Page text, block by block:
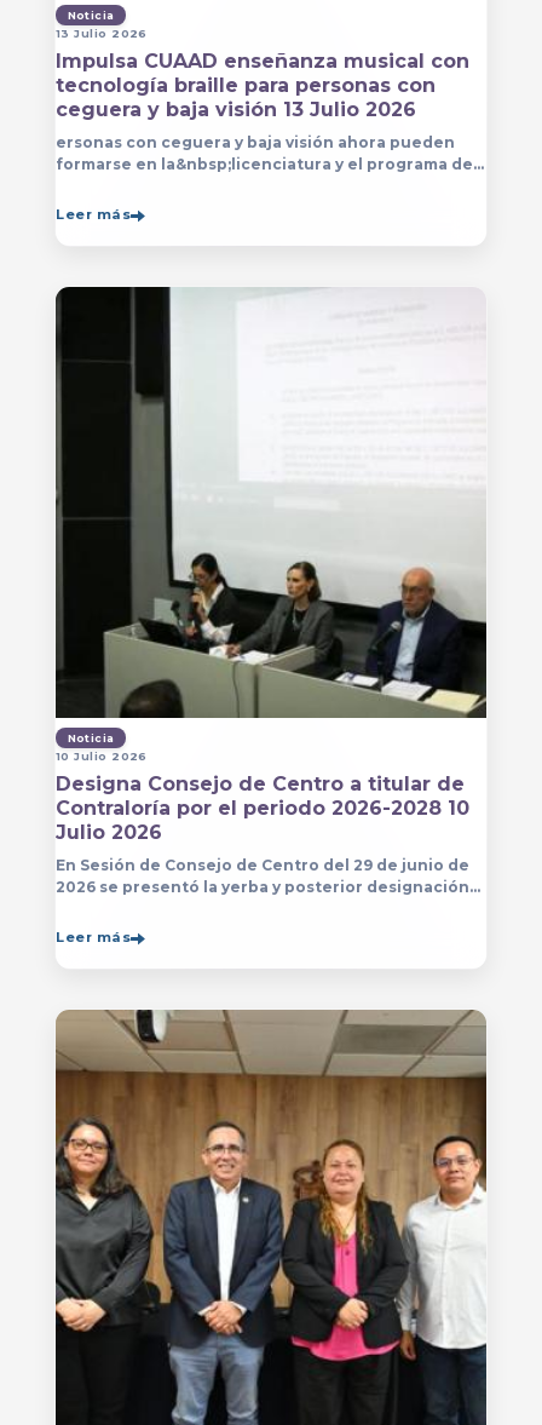
Noticia
13 Julio 2026
Impulsa CUAAD enseñanza musical con
tecnología braille para personas con
ceguera y baja visión 13 Julio 2026
ersonas con ceguera y baja visión ahora pueden
formarse en la&nbsp;licenciatura y el programa de
el&nbsp;
Leer más
Noticia
10 Julio 2026
Designa Consejo de Centro a titular de
Contraloría por el periodo 2026-2028 10
Julio 2026
En Sesión de Consejo de Centro del 29 de junio de
2026 se presentó la yerba y posterior designación
del Centro Universitario de Arte, Arquitectura
Leer más